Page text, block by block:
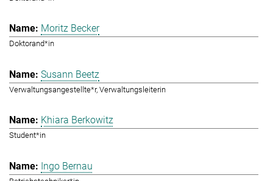
Moritz Becker
Doktorand*in
Susann Beetz
Verwaltungsangestellte*r, Verwaltungsleiterin
Khiara Berkowitz
Student*in
Ingo Bernau